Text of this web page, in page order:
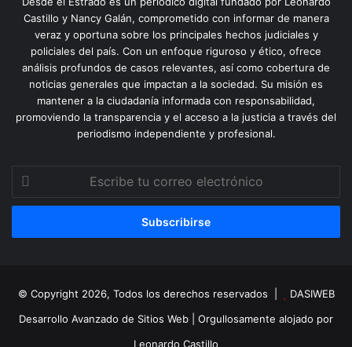
Castillo y Nancy Galán, comprometido con informar de manera
veraz y oportuna sobre los principales hechos judiciales y
policiales del país. Con un enfoque riguroso y ético, ofrece
análisis profundos de casos relevantes, así como cobertura de
noticias generales que impactan a la sociedad. Su misión es
mantener a la ciudadanía informada con responsabilidad,
promoviendo la transparencia y el acceso a la justicia a través del
periodismo independiente y profesional.
correo
© Copyright 2026, Todos los derechos reservados |
DASIWEB
Desarrollo Avanzado de Sitios Web | Orgullosamente alojado por
Leonardo Castillo